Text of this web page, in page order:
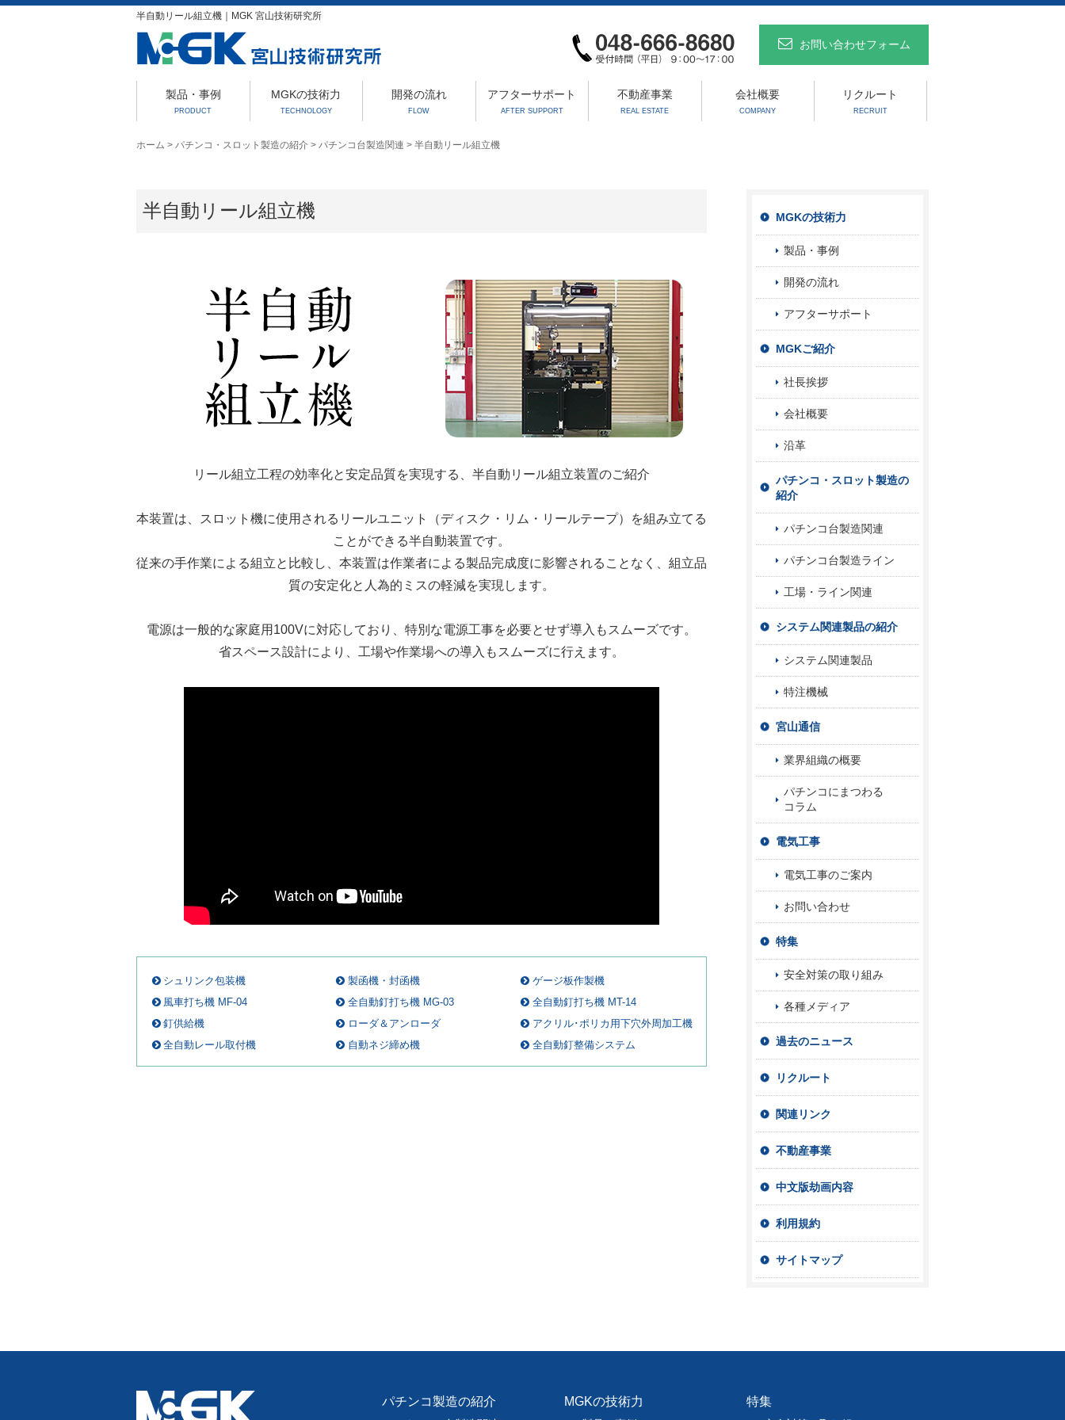
半自動リール組立機｜MGK 宮山技術研究所
お問い合わせフォーム
製品・事例
PRODUCT
MGKの技術力
TECHNOLOGY
開発の流れ
FLOW
アフターサポート
AFTER SUPPORT
不動産事業
REAL ESTATE
会社概要
COMPANY
リクルート
RECRUIT
ホーム > パチンコ・スロット製造の紹介 > パチンコ台製造関連 > 半自動リール組立機
半自動リール組立機
リール組立工程の効率化と安定品質を実現する、半自動リール組立装置のご紹介
本装置は、スロット機に使用されるリールユニット（ディスク・リム・リールテープ）を組み立てる
ことができる半自動装置です。
従来の手作業による組立と比較し、本装置は作業者による製品完成度に影響されることなく、組立品
質の安定化と人為的ミスの軽減を実現します。
電源は一般的な家庭用100Vに対応しており、特別な電源工事を必要とせず導入もスムーズです。
省スペース設計により、工場や作業場への導入もスムーズに行えます。
シュリンク包装機
風車打ち機 MF-04
釘供給機
全自動レール取付機
製函機・封函機
全自動釘打ち機 MG-03
ローダ＆アンローダ
自動ネジ締め機
ゲージ板作製機
全自動釘打ち機 MT-14
アクリル･ポリカ用下穴外周加工機
全自動釘整備システム
MGKの技術力
製品・事例
開発の流れ
アフターサポート
MGKご紹介
社長挨拶
会社概要
沿革
パチンコ・スロット製造の
紹介
パチンコ台製造関連
パチンコ台製造ライン
工場・ライン関連
システム関連製品の紹介
システム関連製品
特注機械
宮山通信
業界組織の概要
パチンコにまつわる
コラム
電気工事
電気工事のご案内
お問い合わせ
特集
安全対策の取り組み
各種メディア
過去のニュース
リクルート
関連リンク
不動産事業
中文版劫画内容
利用規約
サイトマップ
パチンコ製造の紹介 MGKの技術力 特集